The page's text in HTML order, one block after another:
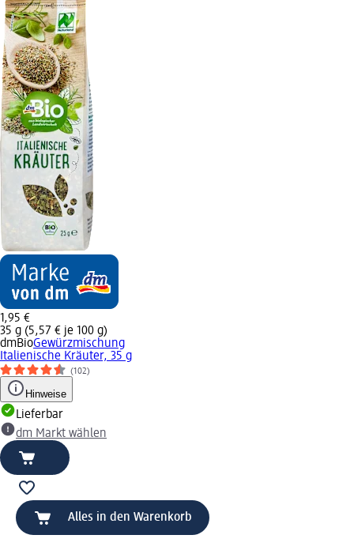
1,95 €
35 g (5,57 € je 100 g)
dmBioGewürzmischung
Italienische Kräuter, 35 g
(102)
Hinweise
Lieferbar
dm Markt wählen
Alles in den Warenkorb